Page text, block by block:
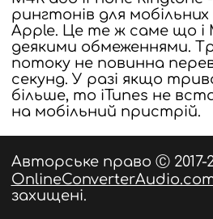
рингтонів для
Apple. Це те ж саме що і
деякими обмеженнями.
потоку не повинна
секунд. У разі якщо
більше, то iTunes не
на мобільний пристрій.
Авторське право Ⓒ 2017-
захищені.